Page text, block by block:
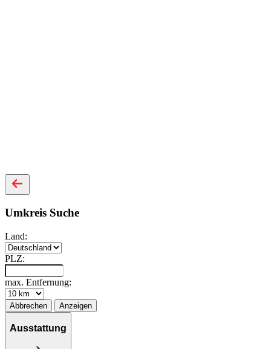
Umkreis Suche
Land:
PLZ:
max. Entfernung:
Abbrechen Anzeigen
Ausstattung